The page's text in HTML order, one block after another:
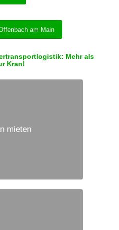
am Main
Mehr als
Kran!
mieten